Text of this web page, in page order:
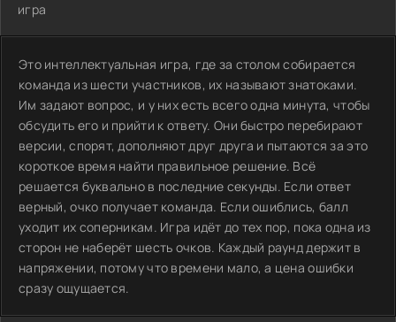
игра
Это интеллектуальная игра, где за столом собирается
команда из шести участников, их называют знатоками.
Им задают вопрос, и у них есть всего одна минута, чтобы
обсудить его и прийти к ответу. Они быстро перебирают
версии, спорят, дополняют друг друга и пытаются за это
короткое время найти правильное решение. Всё
решается буквально в последние секунды. Если ответ
верный, очко получает команда. Если ошиблись, балл
уходит их соперникам. Игра идёт до тех пор, пока одна из
сторон не наберёт шесть очков. Каждый раунд держит в
напряжении, потому что времени мало, а цена ошибки
сразу ощущается.